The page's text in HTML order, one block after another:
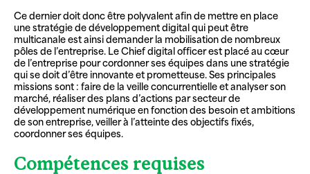
Ce dernier doit donc être polyvalent afin de mettre en place
une stratégie de développement digital qui peut être
multicanale est ainsi demander la mobilisation de nombreux
pôles de l’entreprise. Le Chief digital officer est placé au cœur
de l’entreprise pour cordonner ses équipes dans une stratégie
qui se doit d’être innovante et prometteuse. Ses principales
missions sont : faire de la veille concurrentielle et analyser son
marché, réaliser des plans d’actions par secteur de
développement numérique en fonction des besoin et ambitions
de son entreprise, veiller à l’atteinte des objectifs fixés,
coordonner ses équipes.
Compétences requises